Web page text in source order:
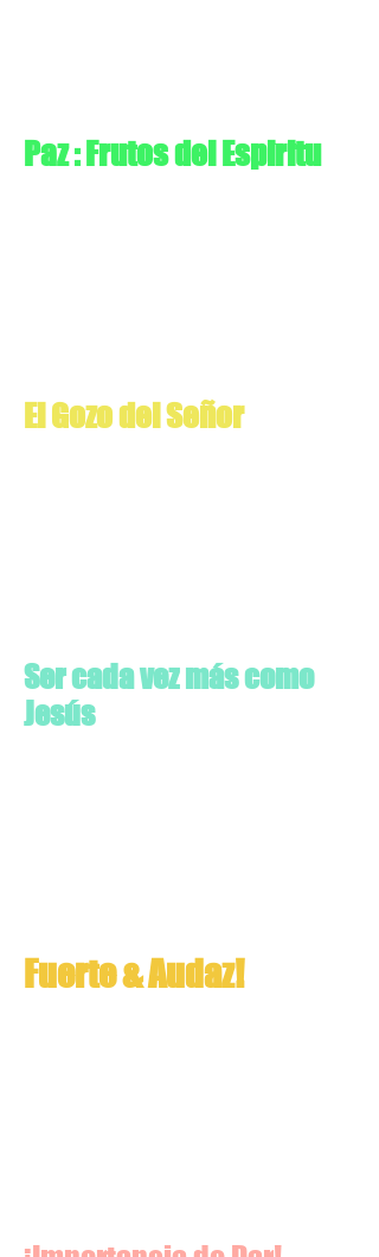
Paz : Frutos del Espiritu
El Gozo del Señor
Ser cada vez más como
Jesús
Fuerte & Audaz!